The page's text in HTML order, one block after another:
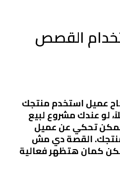
القصص
عميل استخدم منتجك
لو عندك مشروع لبيع
ممكن تحكي عن عميل
القصة دي مش
كمان هتظهر فعالية